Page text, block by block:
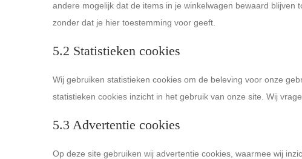
andere mogelijk dat de items in je winkelwagen bewaard
zonder dat je hier toestemming voor geeft.
5.2 Statistieken cookies
Wij gebruiken statistieken cookies om de beleving voor onze
statistieken cookies inzicht in het gebruik van onze site. Wij
5.3 Advertentie cookies
Op deze site gebruiken wij advertentie cookies, waarmee wij